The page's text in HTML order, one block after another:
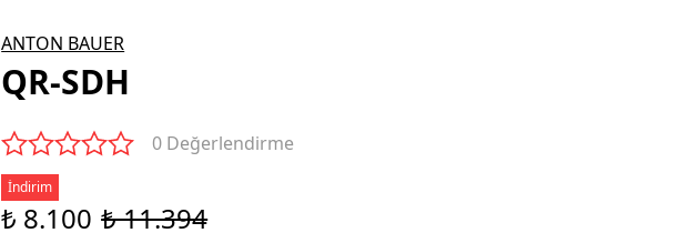
ANTON BAUER
QR-SDH
0 Değerlendirme
İndirim
₺ 8.100 ₺ 11.394